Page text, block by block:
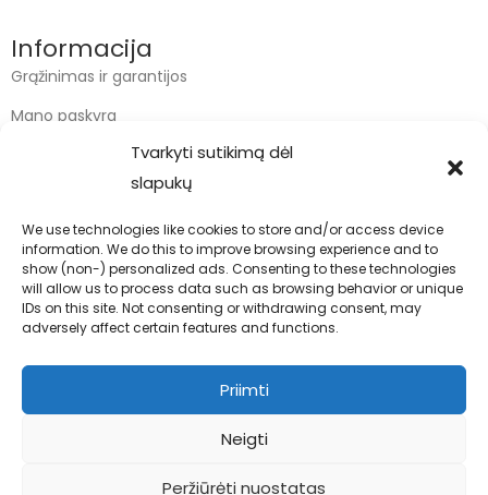
Tvarkyti sutikimą dėl
slapukų
We use technologies like cookies to store and/or access device
information. We do this to improve browsing experience and to
show (non-) personalized ads. Consenting to these technologies
will allow us to process data such as browsing behavior or unique
IDs on this site. Not consenting or withdrawing consent, may
adversely affect certain features and functions.
Priimti
Neigti
Peržiūrėti nuostatas
Informacija
Grąžinimas ir garantijos
Mano paskyra
Kontaktai
info@bodyfoodas.lt
+370 600 77017
Visos teisės saugomos © Bodyfoodas.lt 2026